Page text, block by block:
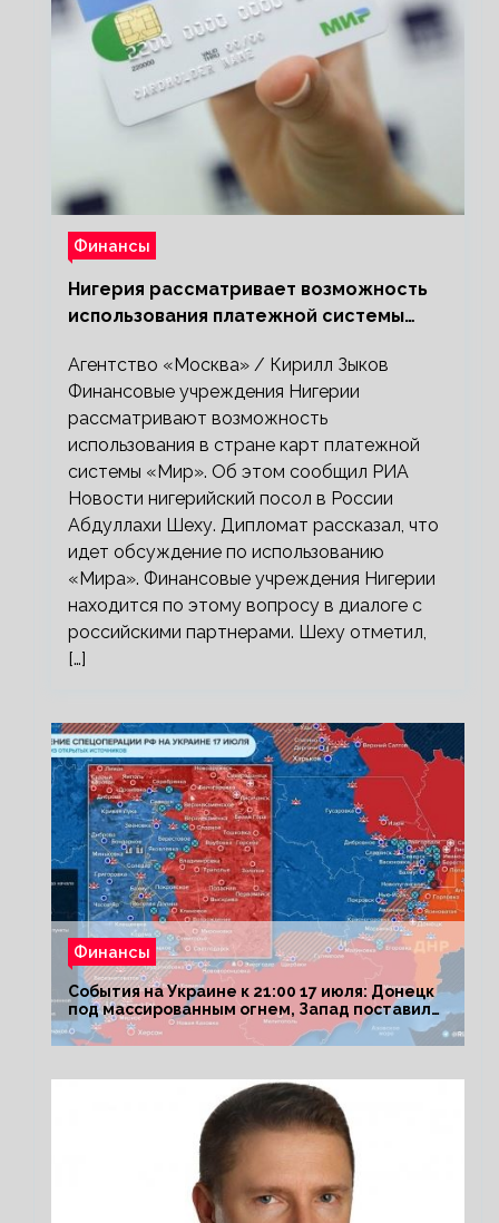
Финансы
Нигерия рассматривает возможность
использования платежной системы
Агентство «Москва» / Кирилл Зыков
Финансовые учреждения Нигерии
рассматривают возможность
использования в стране карт платежной
системы «Мир». Об этом сообщил РИА
Новости нигерийский посол в России
Абдуллахи Шеху. Дипломат рассказал, что
идет обсуждение по использованию
«Мира». Финансовые учреждения Нигерии
находится по этому вопросу в диалоге с
российскими партнерами. Шеху отметил,
[…]
Финансы
События на Украине к 21:00 17 июля: Донецк
под массированным огнем, Запад поставил
Киеву ультиматум